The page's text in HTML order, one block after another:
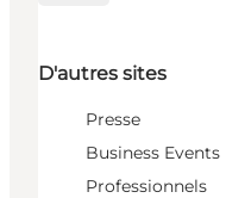
D'autres sites
Presse
Business Events
Professionnels